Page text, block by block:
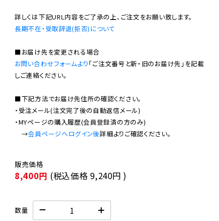
長期不在・受取辞退(拒否)について
お問い合わせフォームより 「ご注文番号と新・旧のお届け先」を記載
しご連絡ください。
■下記方法でお届け先住所の確認ください。
・受注メール(注文完了後の自動返信メール)
・MYページの購入履歴(会員登録済の方のみ)
→会員ページへログイン後
8,400円 (税込価格 9,240円 )
数量